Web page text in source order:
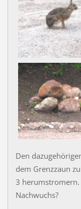
Den
dem Grenzzaun
3
Nachwuchs?